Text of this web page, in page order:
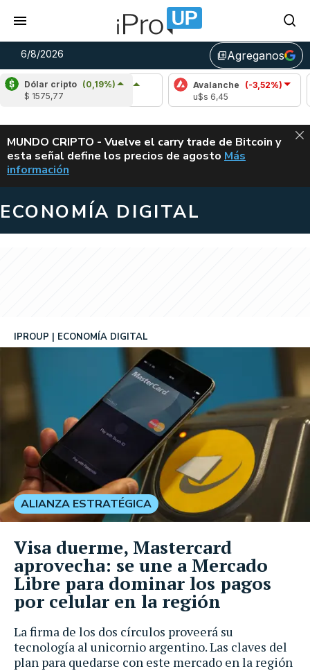
6/8/2026 library_addAgreganos
Dólar cripto (0,19%)
$ 1575,77
Cardano
(7,34%)
u$s 0,21
Avalanche (-3,52%)
ALERTA
MUNDO CRIPTO - Vuelve el carry trade de Bitcoin y
esta señal define los precios de agosto VUELVE EL
Más
información
ECONOMÍA DIGITAL
La firma de los dos círculos proveerá su
tecnología al unicornio argentino. Las claves del
plan para quedarse con este mercado en la región
IPROUP ECONOMÍA DIGITAL
ALIANZA ESTRATÉGICA
Visa duerme, Mastercard
aprovecha: se une a Mercado
Libre para dominar los pagos
por celular en la región